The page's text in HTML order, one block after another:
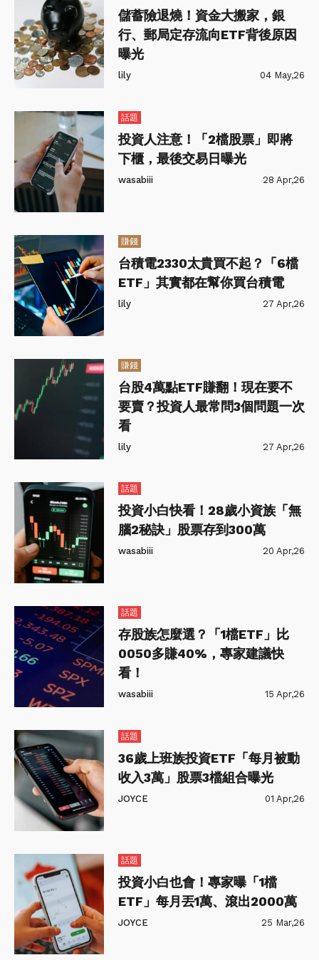
儲蓄險退燒！資金大搬家，銀
行、郵局定存流向ETF背後原因
曝光
lily 04 May,26
話題
投資人注意！「2檔股票」即將
下櫃，最後交易日曝光
wasabiii 28 Apr,26
賺錢
台積電2330太貴買不起？「6檔
ETF」其實都在幫你買台積電
lily 27 Apr,26
賺錢
台股4萬點ETF賺翻！現在要不
要賣？投資人最常問3個問題一次
看
lily 27 Apr,26
話題
投資小白快看！28歲小資族「無
腦2秘訣」股票存到300萬
wasabiii 20 Apr,26
話題
存股族怎麼選？「1檔ETF」比
0050多賺40%，專家建議快
看！
wasabiii 15 Apr,26
話題
36歲上班族投資ETF「每月被動
收入3萬」股票3檔組合曝光
JOYCE 01 Apr,26
話題
投資小白也會！專家曝「1檔
ETF」每月丟1萬、滾出2000萬
JOYCE 25 Mar,26